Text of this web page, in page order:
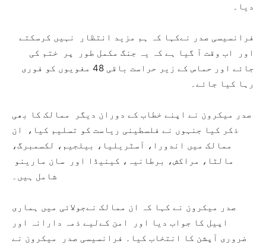
دیا۔
فرانسیسی صدر نےکہا کہ ہم مزید انتظار نہیں کرسکتے
اور اب وقت آ گیا ہے کہ یہ جنگ مکمل طور پر ختم کی
جائے اور حماس کے زیر حراست باقی 48 مغویوں کو فوری
رہا کیا جائے۔
صدر میکرون نے اپنے خطاب کے دوران دیگر ممالک کا بھی
ذکر کیا جنہوں نے فلسطینی ریاست کو تسلیم کیا، ان
ممالک میں اندورا، آسٹریلیا، بیلجیم، لکسمبرگ،
مالٹا، مراکش، برطانیہ، کینیڈا اور سان مارینو
شامل ہیں۔
صدر میکرون نے کہا کہ ان ممالک نےجولائی میں ہماری
اپیل کا جواب دیا اور امن کےلیے ذمہ دارانہ اور
ضروری آپشن کا انتخاب کیا۔ فرانسیسی صدر میکرون نے